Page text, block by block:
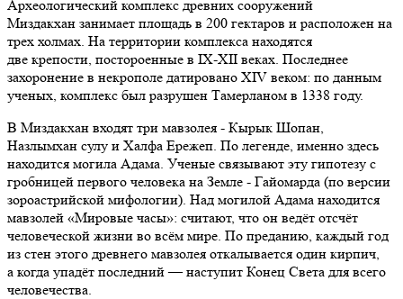
Археологический комплекс древних сооружений
Миздакхан занимает площадь в 200 гектаров и расположен на
трех холмах. На территории комплекса находятся
две крепости, постороенные в IX-XII веках. Последнее
захоронение в некрополе датировано XIV веком: по данным
ученых, комплекс был разрушен Тамерланом в 1338 году.
В Миздакхан входят три мавзолея - Кырык Шопан,
Назлымхан сулу и Халфа Ережеп. По легенде, именно здесь
находится могила Адама. Ученые связывают эту гипотезу с
гробницей первого человека на Земле - Гайомарда (по версии
зороастрийской мифологии). Над могилой Адама находится
мавзолей «Мировые часы»: считают, что он ведёт отсчёт
человеческой жизни во всём мире. По преданию, каждый год
из стен этого древнего мавзолея откалывается один кирпич,
а когда упадёт последний — наступит Конец Света для всего
человечества.